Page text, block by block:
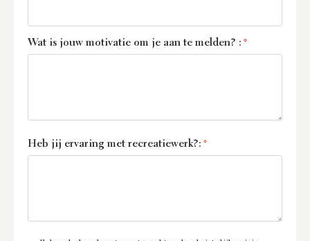
Wat is jouw motivatie om je aan te melden? : *
Heb jij ervaring met recreatiewerk?: *